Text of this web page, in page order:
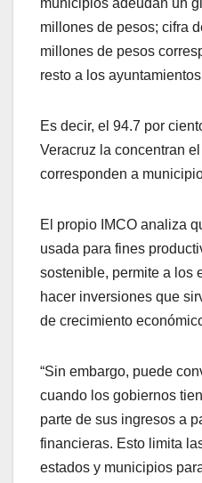
municipios adeudan un
millones de pesos; cifra
millones de pesos
resto a los
Es decir, el 94.7 por
Veracruz la concentran
corresponden a
El propio IMCO analiza
usada para fines
sostenible, permite a los
hacer inversiones que
de crecimiento
“Sin embargo, puede
cuando los gobiernos
parte de sus ingresos a
financieras. Esto limita
estados y municipios